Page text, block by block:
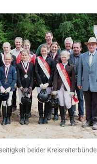
beider Kreisreiterbünde